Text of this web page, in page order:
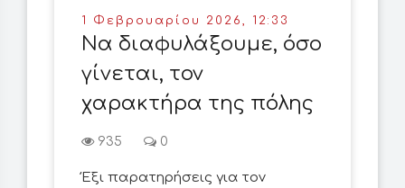
1 Φεβρουαρίου 2026, 12:33
Να διαφυλάξουμε, όσο
γίνεται, τον
χαρακτήρα της πόλης
935 0
Έξι παρατηρήσεις για τον